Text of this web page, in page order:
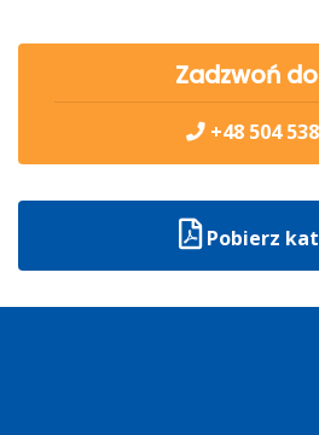
Zadzwoń
+48 504
Pobierz